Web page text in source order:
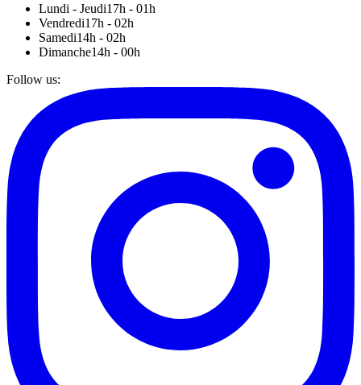
Lundi - Jeudi17h - 01h
Vendredi17h - 02h
Samedi14h - 02h
Dimanche14h - 00h
Follow us: